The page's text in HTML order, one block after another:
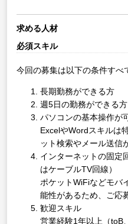
求める人材
必須スキル
今回の募集は以下の条件すべ
長期勤務ができる方
週5日の勤務ができる方
パソコンの基本操作が
ExcelやWordスキルは
ット検索やメール送信
インターネットの固定
はケーブルTV回線）
ポケットWiFiなどモバ
能性があるため、ご応
歓迎スキル
営業経験1年以上（toB